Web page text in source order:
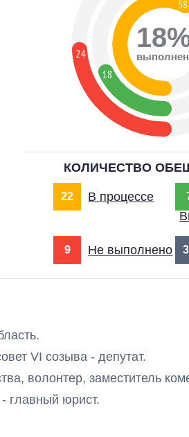
VI созыва - депутат.
волонтер, заместитель
юрист.
24
18
58
КОЛИЧЕСТВО
22 В процессе
9 Не выполнено